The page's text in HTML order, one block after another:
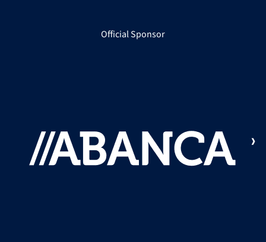
Official Sponsor